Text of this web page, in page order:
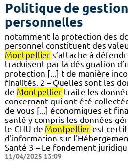
Politique de
personnelles
notamment la protection des
personnel constituent des
Montpellier s’attache à
traduisent par la désignation
protection [...] t de manière
finalités. 2 – Quelles sont les
de Montpellier traite les
concernant qui ont été
de vous [...] économiques et
santé y compris les données
le CHU de Montpellier est
d'information sur
Santé 3 – Le fondement
11/04/2025 13:09